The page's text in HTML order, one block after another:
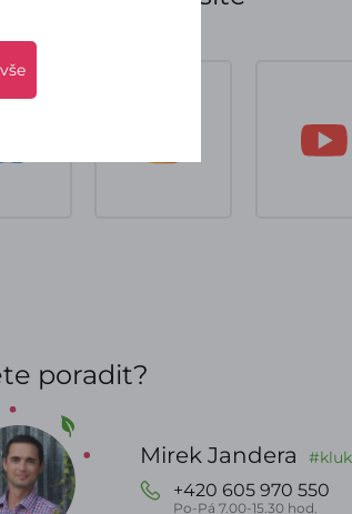
poradit?
Mirek Jandera
+420 605 970 550
Po-Pá 7.00-15.30 hod.